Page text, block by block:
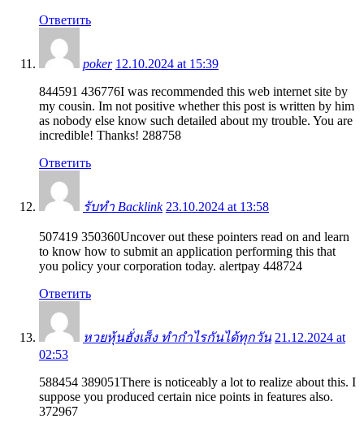
Ответить
poker 12.10.2024 at 15:39
844591 436776I was recommended this web internet site by
my cousin. Im not positive whether this post is written by him
as nobody else know such detailed about my trouble. You are
incredible! Thanks! 288758
Ответить
รับทำ Backlink 23.10.2024 at 13:58
507419 350360Uncover out these pointers read on and learn
to know how to submit an application performing this that
you policy your corporation today. alertpay 448724
Ответить
หวยหุ้นฮั่งเส็ง ทำกำไรกันได้ทุกวัน 21.12.2024 at
02:53
588454 389051There is noticeably a lot to realize about this. I
suppose you produced certain nice points in features also.
372967